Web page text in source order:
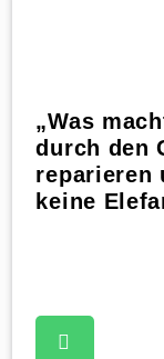
„Was
durch den
reparieren
keine